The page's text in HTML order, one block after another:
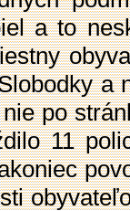
a to
a
po
11